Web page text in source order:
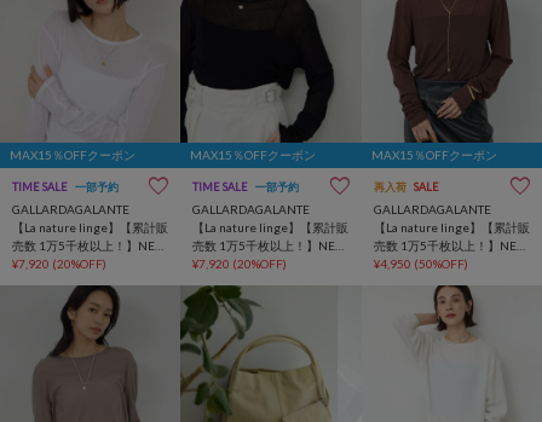
MAX15％OFFクーポン
TIME SALE 一部予約
GALLARDAGALANTE
【La nature linge】【累計販
売数 1万5千枚以上！】NEW
ロングスリーブTシャツ
¥7,920 (20%OFF)
MAX15％OFFクーポン
TIME SALE 一部予約
GALLARDAGALANTE
【La nature linge】【累計販
売数 1万5千枚以上！】NEW
ロングスリーブTシャツ
¥7,920 (20%OFF)
MAX15％OFFクーポン
再入荷 SALE
GALLARDAGALANTE
【La nature linge】【累計販
売数 1万5千枚以上！】NEW
ロングスリーブTシャツ
¥4,950 (50%OFF)